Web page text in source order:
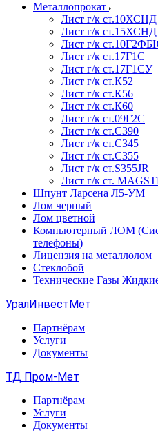
Металлопрокат
Лист г/к ст.10ХСНД
Лист г/к ст.15ХСНД
Лист г/к
Лист г/к ст.17Г1С
Лист г/к ст.17Г1СУ
Лист г/к ст.К52
Лист г/к ст.К56
Лист г/к ст.К60
Лист г/к ст.09Г2С
Лист г/к ст.C390
Лист г/к ст.C345
Лист г/к ст.C355
Лист г/к ст.S355JR
Лист г/к ст.
Шпунт Ларсена Л5-УМ
Лом черный
Лом цветной
Компьютерный ЛОМ
телефоны)
Лицензия на металлолом
Стеклобой
Технические Газы
УралИнвестМет
Партнёрам
Услуги
Документы
ТД Пром-Мет
Партнёрам
Услуги
Документы